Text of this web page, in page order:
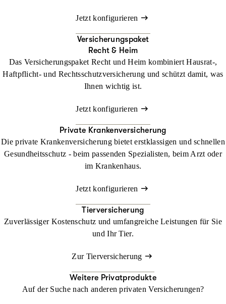
Jetzt konfigurieren
Versicherungspaket
Recht & Heim
Das Versicherungspaket Recht und Heim kombiniert Hausrat-,
Haftpflicht- und Rechtsschutzversicherung und schützt damit, was
Ihnen wichtig ist.
Jetzt konfigurieren
Private Krankenversicherung
Die private Krankenversicherung bietet erstklassigen und schnellen
Gesundheitsschutz - beim passenden Spezialisten, beim Arzt oder
im Krankenhaus.
Jetzt konfigurieren
Tierversicherung
Zuverlässiger Kostenschutz und umfangreiche Leistungen für Sie
und Ihr Tier.
Zur Tierversicherung
Weitere Privatprodukte
Auf der Suche nach anderen privaten Versicherungen?